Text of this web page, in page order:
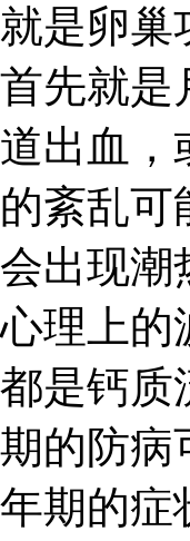
就是卵巢
首先就是
道出血，
的紊乱可
会出现潮
心理上的
都是钙质
期的防病
年期的症